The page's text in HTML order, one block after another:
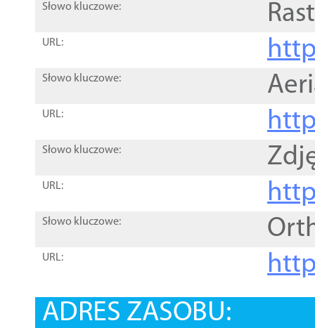
Słowo kluczowe:
URL:
Słowo kluczowe:
URL:
Słowo kluczowe:
URL:
Słowo kluczowe:
URL:
ADRES ZASOBU: